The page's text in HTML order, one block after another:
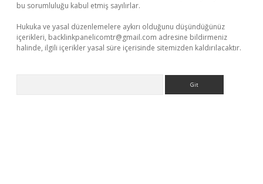
bu sorumluluğu kabul etmiş sayılırlar.
Hukuka ve yasal düzenlemelere aykırı olduğunu düşündüğünüz
içerikleri, backlinkpanelicomtr@gmail.com adresine bildirmeniz
halinde, ilgili içerikler yasal süre içerisinde sitemizden kaldırılacaktır.